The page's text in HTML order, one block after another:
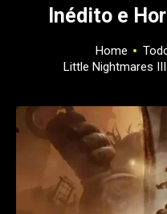
Inédito e
Home
Little Nightmares
HOME
NOTÍCIAS
ARTIGOS
OFERTAS
SOBRE NÓS